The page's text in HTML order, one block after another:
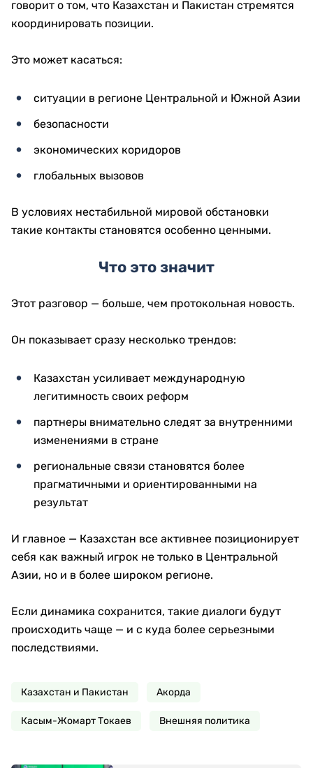
говорит о том, что Казахстан и Пакистан стремятся
координировать позиции.
Это может касаться:
ситуации в регионе Центральной и Южной Азии
безопасности
экономических коридоров
глобальных вызовов
В условиях нестабильной мировой обстановки
такие контакты становятся особенно ценными.
Что это значит
Этот разговор — больше, чем протокольная новость.
Он показывает сразу несколько трендов:
Казахстан усиливает международную
легитимность своих реформ
партнеры внимательно следят за внутренними
изменениями в стране
региональные связи становятся более
прагматичными и ориентированными на
результат
И главное — Казахстан все активнее позиционирует
себя как важный игрок не только в Центральной
Азии, но и в более широком регионе.
Если динамика сохранится, такие диалоги будут
происходить чаще — и с куда более серьезными
последствиями.
Казахстан и Пакистан Акорда
Касым-Жомарт Токаев Внешняя политика